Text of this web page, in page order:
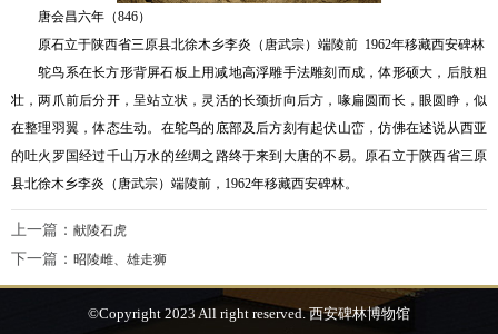
唐会昌六年（846）
原石立于陕西省三原县北徐木乡李炎（唐武宗）端陵前 1962年移藏西安碑林
鸵鸟系在长方形背屏石板上用减地高浮雕手法雕刻而成，体形硕大，后肢粗
壮，两爪前后分开，呈站立状，灵活的长颈折向后方，喙扁圆而长，眼圆睁，似
在整理羽翼，体态生动。在鸵鸟的底部及后方刻有起伏山峦，仿佛在述说从西亚
的吐火罗国经过千山万水的丝绸之路终于来到大唐的不易。原石立于陕西省三原
县北徐木乡李炎（唐武宗）端陵前，1962年移藏西安碑林。
上一篇： 献陵石虎
下一篇： 昭陵雌、雄走狮
©Copyright 2023 All right reserved. 西安碑林博物馆